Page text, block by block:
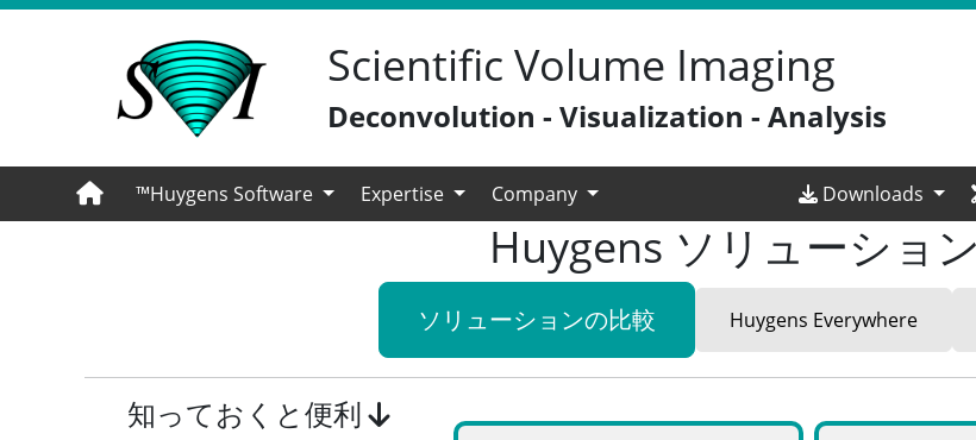
Scientific Volume Imaging
Deconvolution - Visualization - Analysis
™Huygens Software Expertise Company Downloads
Huygens ソリューショ
ソリューションの比較 Huygens Everywhere
知っておくと便利